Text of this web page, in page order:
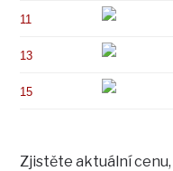
11
13
15
Zjistěte aktuální